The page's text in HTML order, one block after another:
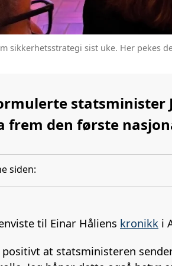
sikkerhetsstrategi sist uke. Her pekes
statsminister
frem den første
siden:
til Einar Håliens kronikk i
positivt at statsministeren